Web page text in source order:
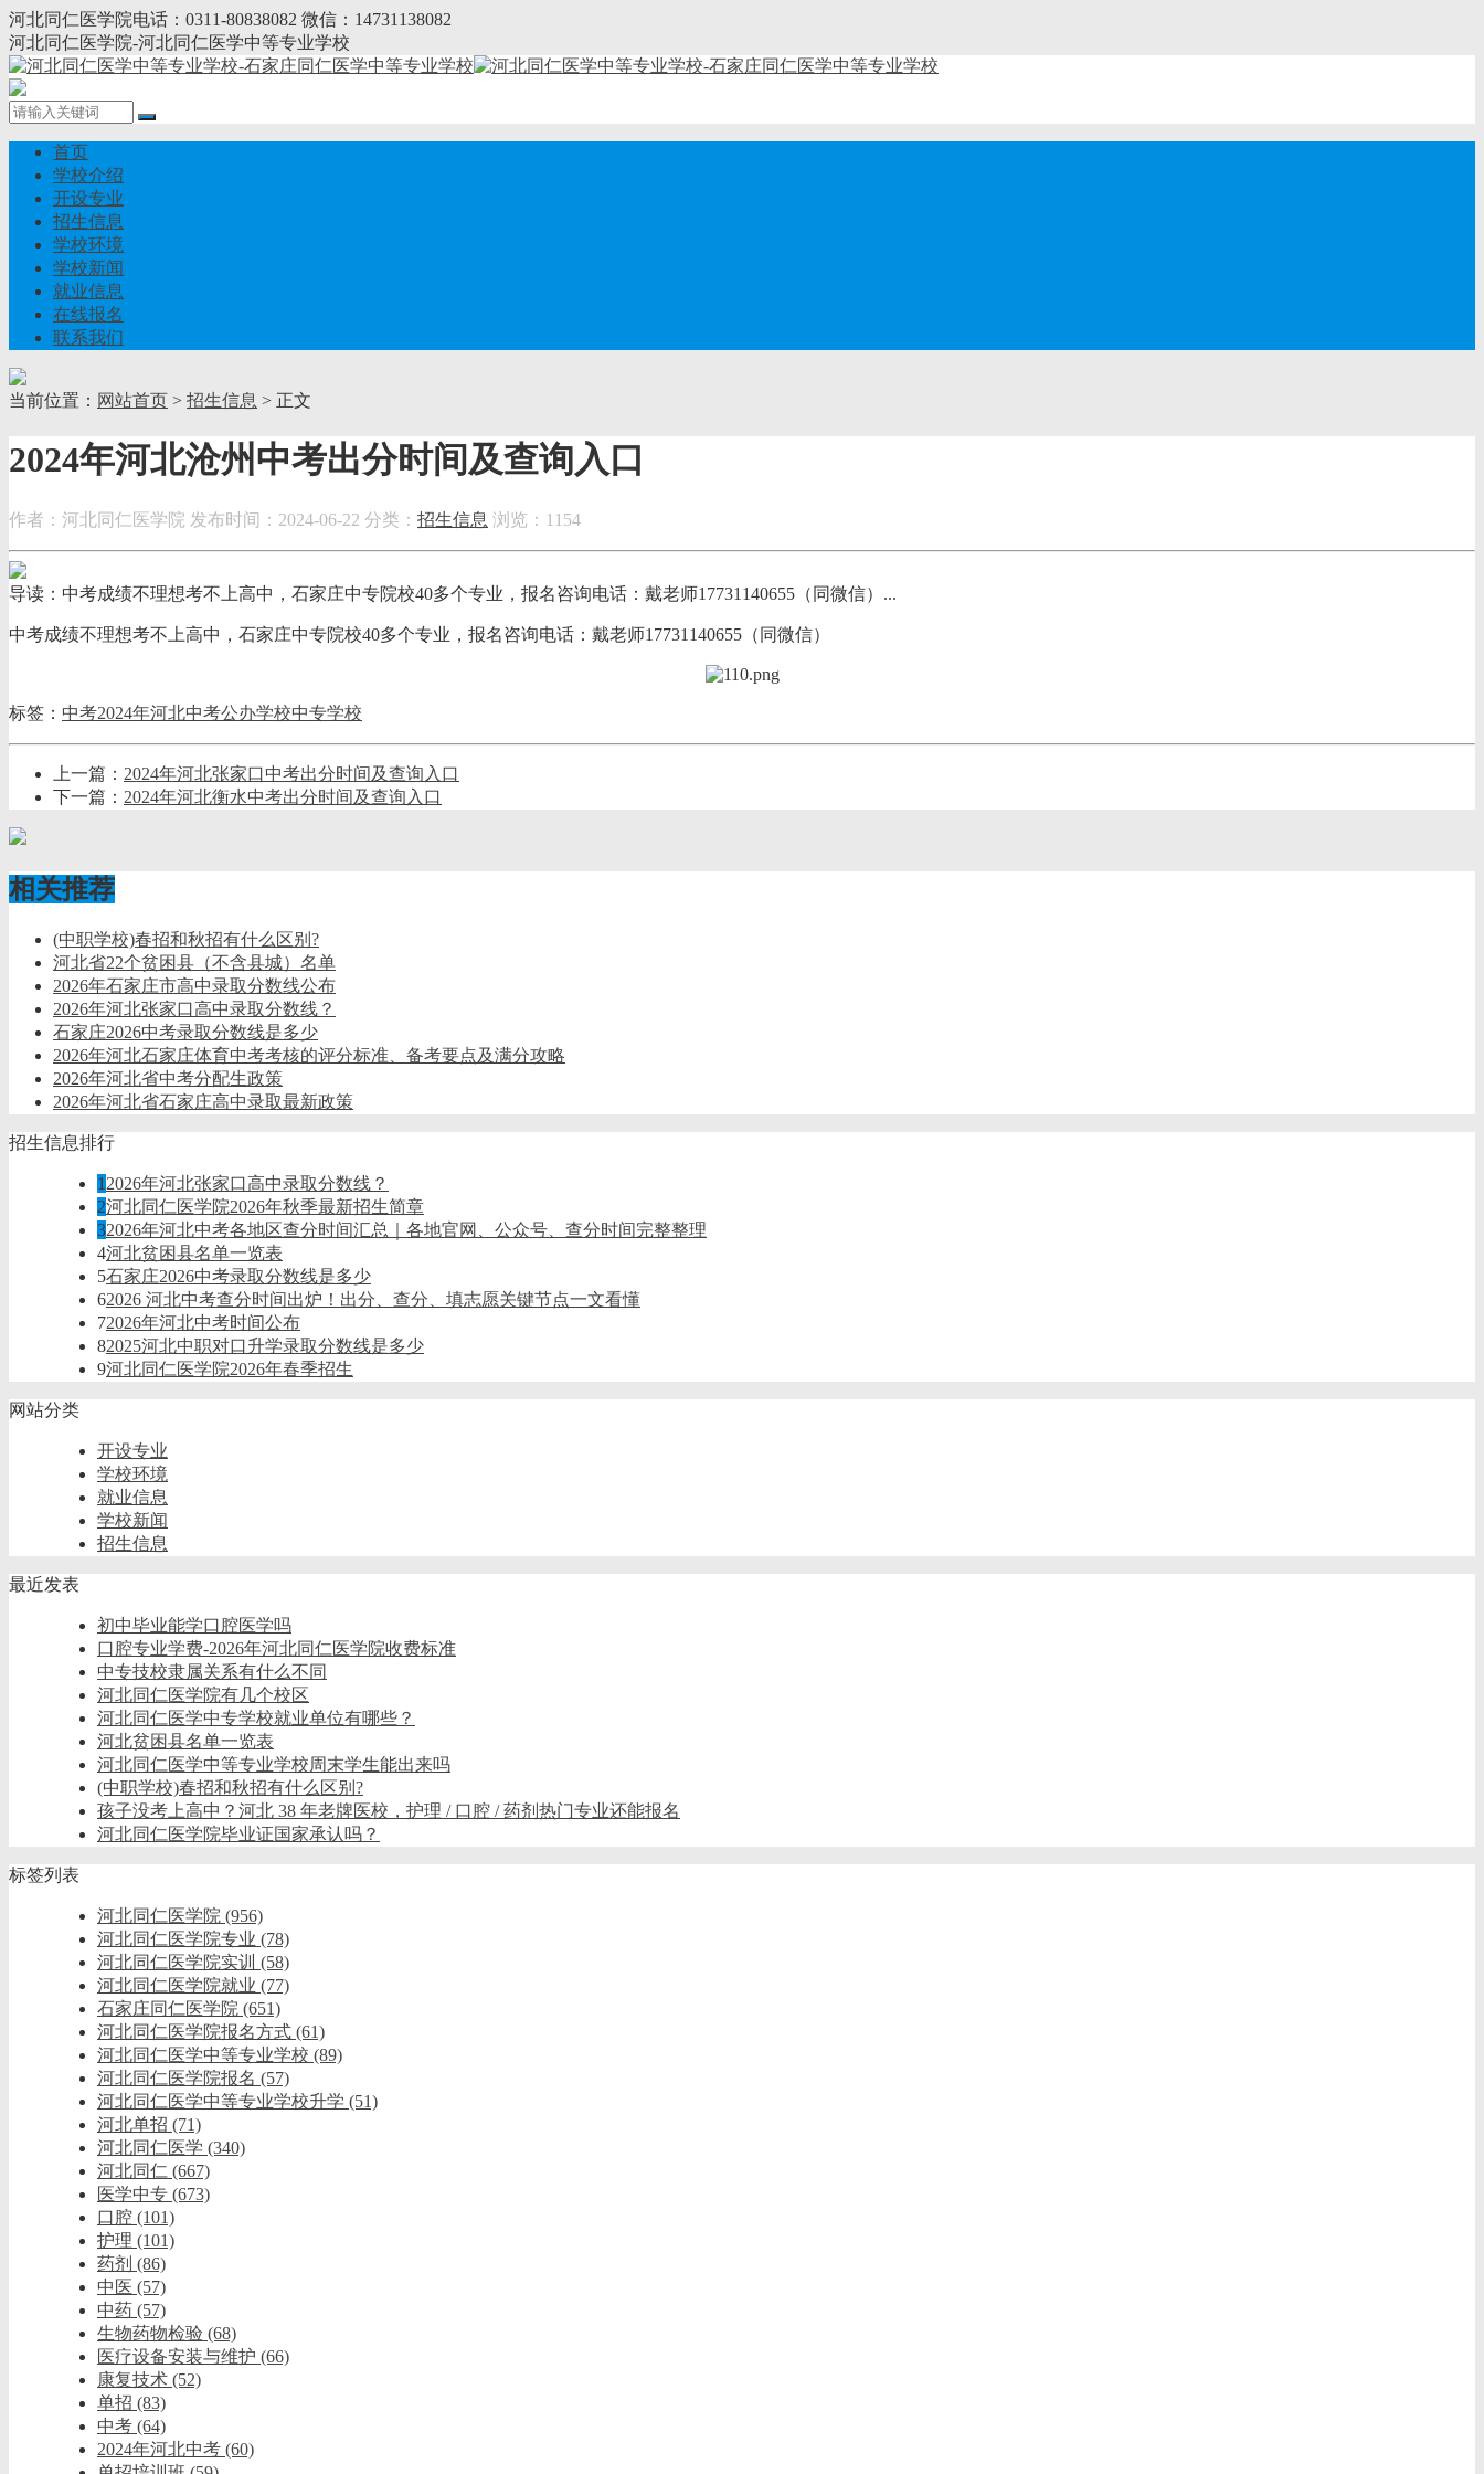
河北同仁医学院电话：0311-80838082 微信：14731138082
河北同仁医学院-河北同仁医学中等专业学校
首页
学校介绍
开设专业
招生信息
学校环境
学校新闻
就业信息
在线报名
联系我们
当前位置： 网站首页 > 招生信息 > 正文
2024年河北沧州中考出分时间及查询入口
作者：河北同仁医学院 发布时间：2024-06-22 分类： 招生信息 浏览：1154
导读：中考成绩不理想考不上高中，石家庄中专院校40多个专业，报名咨询电话：戴老师17731140655（同微信）...
中考成绩不理想考不上高中，石家庄中专院校40多个专业，报名咨询电话：戴老师17731140655（同微信）
标签： 中考2024年河北中考公办学校中专学校
上一篇： 2024年河北张家口中考出分时间及查询入口
下一篇： 2024年河北衡水中考出分时间及查询入口
相关推荐
(中职学校)春招和秋招有什么区别?
河北省22个贫困县（不含县城）名单
2026年石家庄市高中录取分数线公布
2026年河北张家口高中录取分数线？
石家庄2026中考录取分数线是多少
2026年河北石家庄体育中考考核的评分标准、备考要点及满分攻略
2026年河北省中考分配生政策
2026年河北省石家庄高中录取最新政策
招生信息排行
1 2026年河北张家口高中录取分数线？
2河北同仁医学院2026年秋季最新招生简章
32026年河北中考各地区查分时间汇总｜各地官网、公众号、查分时间完整整理
4河北贫困县名单一览表
5石家庄2026中考录取分数线是多少
62026 河北中考查分时间出炉！出分、查分、填志愿关键节点一文看懂
72026年河北中考时间公布
82025河北中职对口升学录取分数线是多少
9河北同仁医学院2026年春季招生
网站分类
开设专业
学校环境
就业信息
学校新闻
招生信息
最近发表
初中毕业能学口腔医学吗
口腔专业学费-2026年河北同仁医学院收费标准
中专技校隶属关系有什么不同
河北同仁医学院有几个校区
河北同仁医学中专学校就业单位有哪些？
河北贫困县名单一览表
河北同仁医学中等专业学校周末学生能出来吗
(中职学校)春招和秋招有什么区别?
孩子没考上高中？河北 38 年老牌医校，护理 / 口腔 / 药剂热门专业还能报名
河北同仁医学院毕业证国家承认吗？
标签列表
河北同仁医学院 (956)
河北同仁医学院专业 (78)
河北同仁医学院实训 (58)
河北同仁医学院就业 (77)
石家庄同仁医学院 (651)
河北同仁医学院报名方式 (61)
河北同仁医学中等专业学校 (89)
河北同仁医学院报名 (57)
河北同仁医学中等专业学校升学 (51)
河北单招 (71)
河北同仁医学 (340)
河北同仁 (667)
医学中专 (673)
口腔 (101)
护理 (101)
药剂 (86)
中医 (57)
中药 (57)
生物药物检验 (68)
医疗设备安装与维护 (66)
康复技术 (52)
单招 (83)
中考 (64)
2024年河北中考 (60)